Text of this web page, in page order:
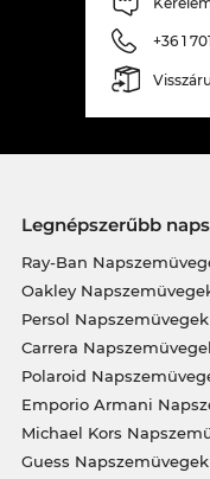
+36 1
Legnépszerűbb
Ray-Ban
Oakley
Persol Napszemüvegek
Carrera
Polaroid
Emporio Armani
Michael Kors
Guess Napszemüvegek